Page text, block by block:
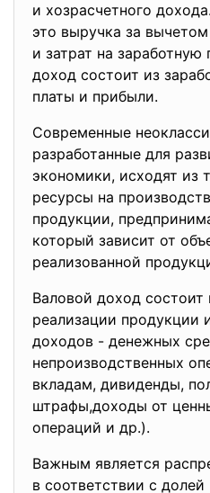
и хозрасчетного
это выручка за
и затрат на заработную
доход состоит из
платы и прибыли.
Современные
разработанные для
экономики, исходят из
ресурсы на
продукции,
который зависит от
реализованной
Валовой доход
реализации продукции
доходов - денежных
непроизводственных
вкладам, дивиденды,
штрафы,доходы от
операций и др.).
Важным является
в соответствии с долей